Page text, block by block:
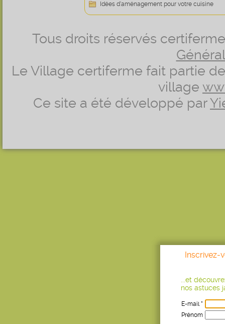
Idées d’aménagement pour votre cuisine
Tous droits réservés
Le Village certiferme fait partie
village
Ce site a été développé par
Inscrivez-
...et
nos astuces
E-mail *
Prénom